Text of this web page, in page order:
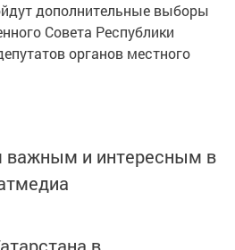
дополнительные выборы
Совета Республики
органов местного
важным и интересным в